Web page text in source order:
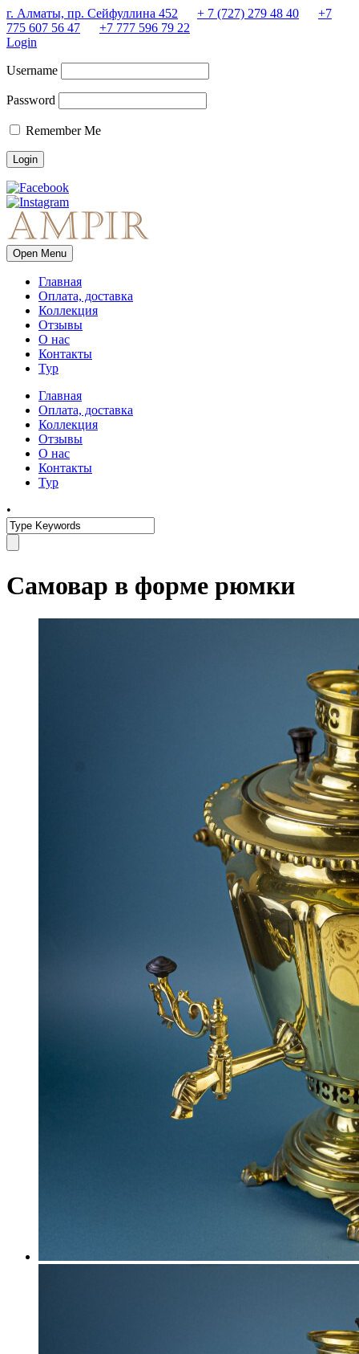
г. Алматы, пр. Сейфуллина 452 + 7 (727) 279 48 40
+7
775 607 56 47
+7 777 596 79 22
Login
Username
Password
Remember Me
Open Menu
Главная
Оплата, доставка
Коллекция
Отзывы
О нас
Контакты
Тур
Главная
Оплата, доставка
Коллекция
Отзывы
О нас
Контакты
Тур
•
Самовар в форме рюмки